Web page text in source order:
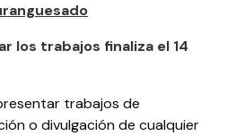
los trabajos finaliza el 14
trabajos de
o divulgación de cualquier